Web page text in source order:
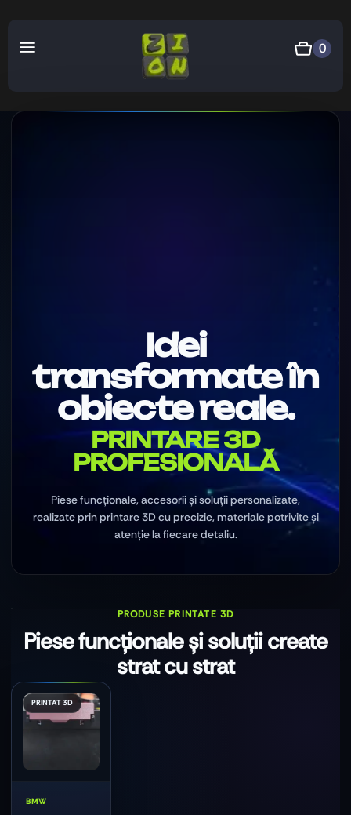
0
PRINTARE 3D
PROFESIONALĂ
Idei
transformate în
obiecte reale.
Piese funcționale, accesorii și soluții personalizate,
realizate prin printare 3D cu precizie, materiale potrivite și
atenție la fiecare detaliu.
BMW